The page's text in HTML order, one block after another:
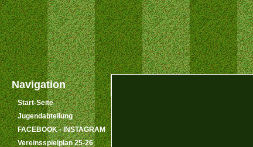
Navigation
Start-Seite
Jugendabteilung
FACEBOOK - INSTAGRAM
Vereinsspielplan 25-26